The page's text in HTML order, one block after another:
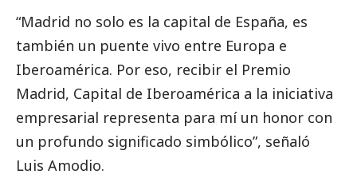
“Madrid no solo es la capital de España, es
también un puente vivo entre Europa e
Iberoamérica. Por eso, recibir el Premio
Madrid, Capital de Iberoamérica a la iniciativa
empresarial representa para mí un honor con
un profundo significado simbólico”, señaló
Luis Amodio.